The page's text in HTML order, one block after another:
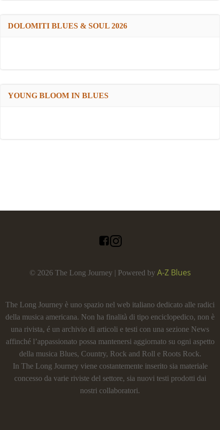
DOLOMITI BLUES & SOUL 2026
YOUNG BLOOM IN BLUES
© 2026 The Long Journey | Powered by A-Z Blues
The Long Journey è uno spazio nel web italiano dedicato alle radici
della musica americana. Non ha finalità di tipo enciclopedico, non è
una rivista, é un archivio di articoli e testi con una sezione News
affinché l’appassionato possa mantenersi aggiornato su ogni aspetto
della musica Blues, Country, Rock and Roll e Roots Rock.
In The Long Journey viene costantemente inserito sia materiale
concesso da varie riviste del settore, sia nuovi testi prodotti dai
nostri collaboratori.